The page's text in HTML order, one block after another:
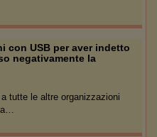
con USB per aver indetto
negativamente la
tutte le altre organizzazioni